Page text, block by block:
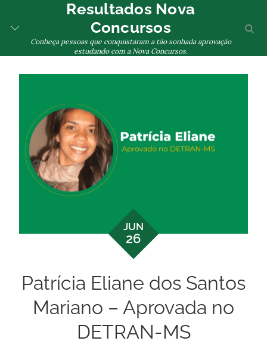
content
Toggle
Menu
Resultados Nova
Concursos
Conheça pessoas que conquistaram a tão sonhada aprovação
estudando com a Nova Concursos.
JUN
26
Patrícia Eliane dos Santos
Mariano – Aprovada no
DETRAN-MS